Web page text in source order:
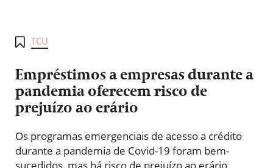
TCU
Empréstimos a empresas durante a
pandemia oferecem risco de
prejuízo ao erário
Os programas emergenciais de acesso a crédito
durante a pandemia de Covid-19 foram bem-